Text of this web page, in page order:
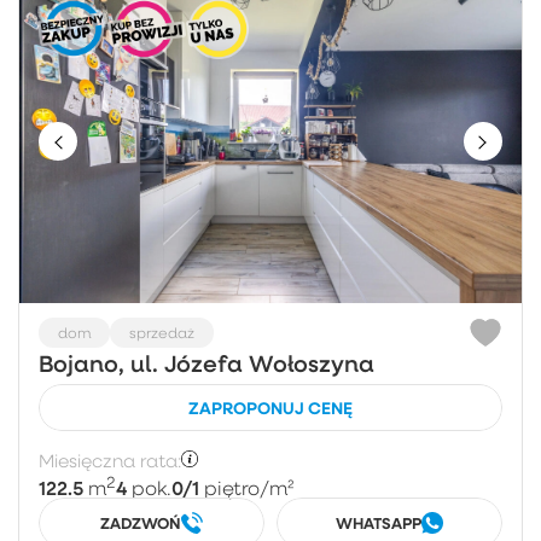
dom sprzedaż
Bojano, ul. Józefa Wołoszyna
ZAPROPONUJ CENĘ
Miesięczna rata:
122.5 m24 pok.0/1 piętro/m²
ZADZWOŃ WHATSAPP